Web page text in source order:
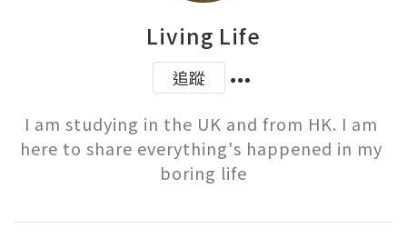
Living Life
追蹤
I am studying in the UK and from HK. I am
here to share everything's happened in my
boring life